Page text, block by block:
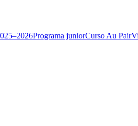
Programa juniorCurso Au Pair